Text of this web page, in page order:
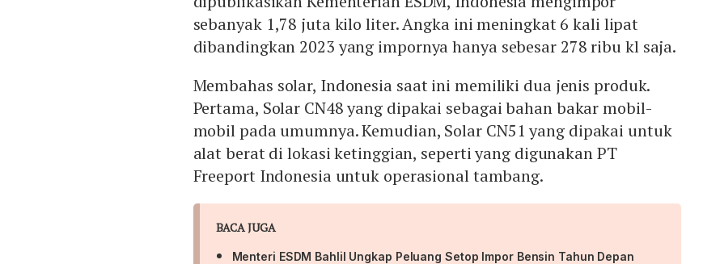
sebanyak 1,78 juta kilo liter. Angka ini meningkat 6 kali lipat
dibandingkan 2023 yang impornya hanya sebesar 278 ribu kl saja.
Membahas solar, Indonesia saat ini memiliki dua jenis produk.
Pertama, Solar CN48 yang dipakai sebagai bahan bakar mobil-
mobil pada umumnya. Kemudian, Solar CN51 yang dipakai untuk
alat berat di lokasi ketinggian, seperti yang digunakan PT
Freeport Indonesia untuk operasional tambang.
BACA JUGA
Menteri ESDM Bahlil Ungkap Peluang Setop Impor Bensin Tahun Depan